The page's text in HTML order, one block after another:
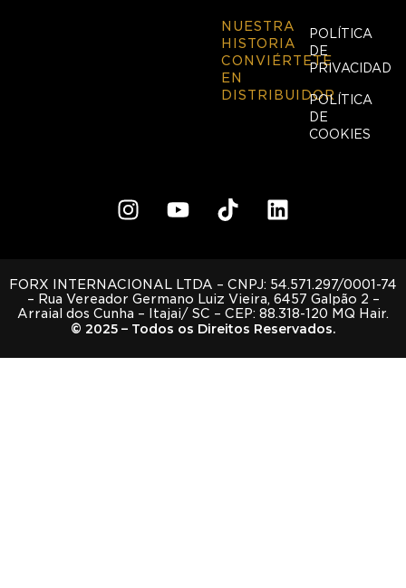
NUESTRA
HISTORIA
CONVIÉRTETE
EN
DISTRIBUIDOR
POLÍTICA
DE
PRIVACIDAD
POLÍTICA
DE
COOKIES
FORX INTERNACIONAL LTDA – CNPJ: 54.571.297/0001-74
– Rua Vereador Germano Luiz Vieira, 6457 Galpão 2 –
Arraial dos Cunha – Itajai/ SC – CEP: 88.318-120 MQ Hair.
© 2025 – Todos os Direitos Reservados.